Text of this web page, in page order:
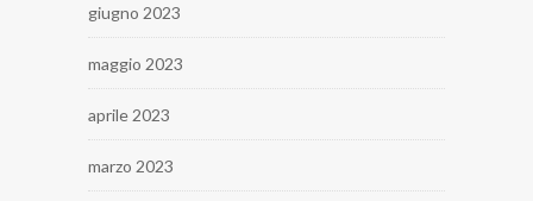
giugno 2023
maggio 2023
aprile 2023
marzo 2023